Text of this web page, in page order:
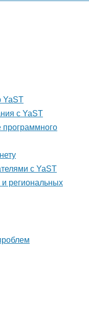
YaST
с YaST
программного
с YaST
региональных